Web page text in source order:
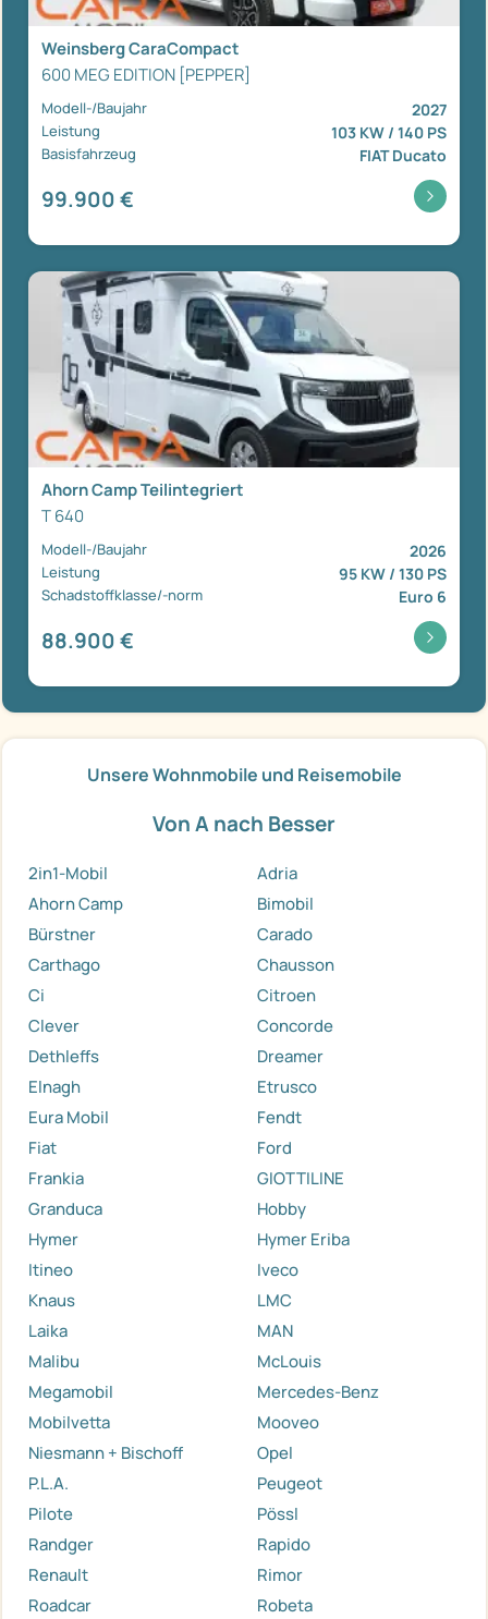
Weinsberg CaraCompact
600 MEG EDITION [PEPPER]
Modell-/Baujahr 2027
Leistung 103 KW / 140 PS
Basisfahrzeug FIAT Ducato
99.900 €
Ahorn Camp Teilintegriert
T 640
Modell-/Baujahr 2026
Leistung 95 KW / 130 PS
Schadstoffklasse/-norm Euro 6
88.900 €
Unsere Wohnmobile und Reisemobile
Von A nach Besser
2in1-Mobil
Adria
Ahorn Camp
Bimobil
Bürstner
Carado
Carthago
Chausson
Ci
Citroen
Clever
Concorde
Dethleffs
Dreamer
Elnagh
Etrusco
Eura Mobil
Fendt
Fiat
Ford
Frankia
GIOTTILINE
Granduca
Hobby
Hymer
Hymer Eriba
Itineo
Iveco
Knaus
LMC
Laika
MAN
Malibu
McLouis
Megamobil
Mercedes-Benz
Mobilvetta
Mooveo
Niesmann + Bischoff
Opel
P.L.A.
Peugeot
Pilote
Pössl
Randger
Rapido
Renault
Rimor
Roadcar
Robeta